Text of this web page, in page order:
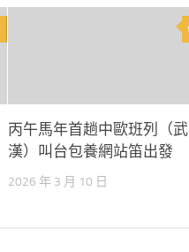
丙午馬年首趟中歐班列（武
漢）叫台包養網站笛出發
2026 年 3 月 10 日